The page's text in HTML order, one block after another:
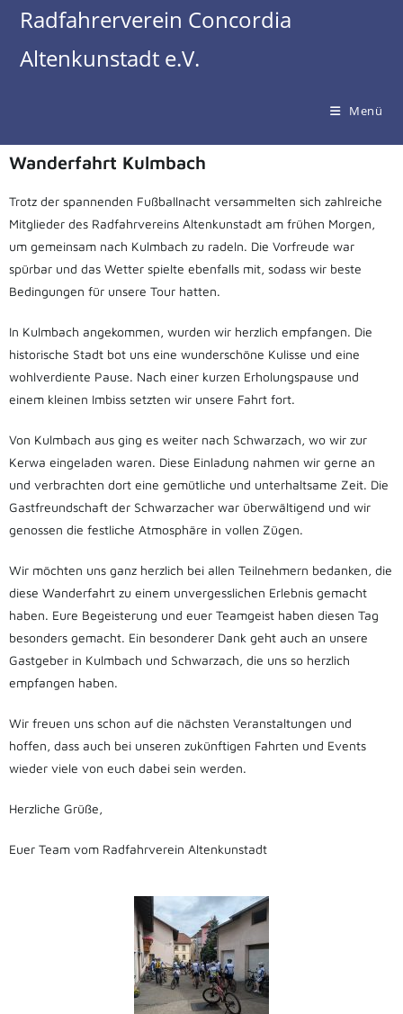
Radfahrerverein Concordia
Altenkunstadt e.V.
Menü
Wanderfahrt Kulmbach
Trotz der spannenden Fußballnacht versammelten sich zahlreiche
Mitglieder des Radfahrvereins Altenkunstadt am frühen Morgen,
um gemeinsam nach Kulmbach zu radeln. Die Vorfreude war
spürbar und das Wetter spielte ebenfalls mit, sodass wir beste
Bedingungen für unsere Tour hatten.
In Kulmbach angekommen, wurden wir herzlich empfangen. Die
historische Stadt bot uns eine wunderschöne Kulisse und eine
wohlverdiente Pause. Nach einer kurzen Erholungspause und
einem kleinen Imbiss setzten wir unsere Fahrt fort.
Von Kulmbach aus ging es weiter nach Schwarzach, wo wir zur
Kerwa eingeladen waren. Diese Einladung nahmen wir gerne an
und verbrachten dort eine gemütliche und unterhaltsame Zeit. Die
Gastfreundschaft der Schwarzacher war überwältigend und wir
genossen die festliche Atmosphäre in vollen Zügen.
Wir möchten uns ganz herzlich bei allen Teilnehmern bedanken, die
diese Wanderfahrt zu einem unvergesslichen Erlebnis gemacht
haben. Eure Begeisterung und euer Teamgeist haben diesen Tag
besonders gemacht. Ein besonderer Dank geht auch an unsere
Gastgeber in Kulmbach und Schwarzach, die uns so herzlich
empfangen haben.
Wir freuen uns schon auf die nächsten Veranstaltungen und
hoffen, dass auch bei unseren zukünftigen Fahrten und Events
wieder viele von euch dabei sein werden.
Herzliche Grüße,
Euer Team vom Radfahrverein Altenkunstadt